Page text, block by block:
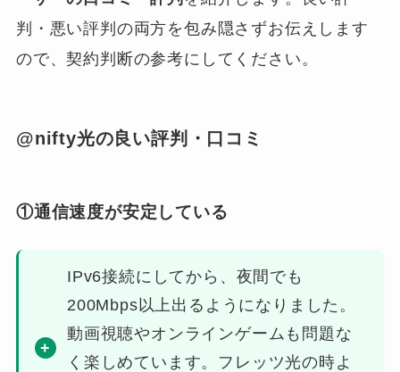
判・悪い評判の両方を包み隠さずお伝えします
ので、契約判断の参考にしてください。
@nifty光の良い評判・口コミ
①通信速度が安定している
IPv6接続にしてから、夜間でも
200Mbps以上出るようになりました。
動画視聴やオンラインゲームも問題な
く楽しめています。フレッツ光の時よ